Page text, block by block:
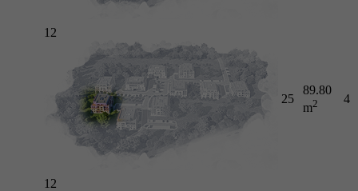
12
25
89.80
m2 4
12